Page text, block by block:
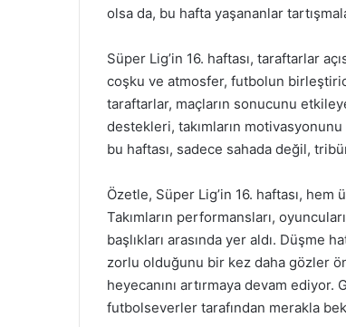
olsa da, bu hafta yaşananlar
Süper Lig’in 16. haftası, taraftarlar
coşku ve atmosfer, futbolun
taraftarlar, maçların sonucunu
destekleri, takımların
bu haftası, sadece sahada değil,
Özetle, Süper Lig’in 16. haftası,
Takımların performansları,
başlıkları arasında yer aldı. Düşme
zorlu olduğunu bir kez daha gözler
heyecanını artırmaya devam
futbolseverler tarafından merakla